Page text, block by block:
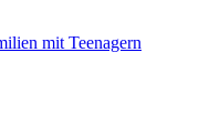
mit Teenagern